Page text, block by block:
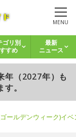
MENU
ゴリ別
すめ
最新
ニュース
年（2027年）も
。
ールデンウィーク)イ